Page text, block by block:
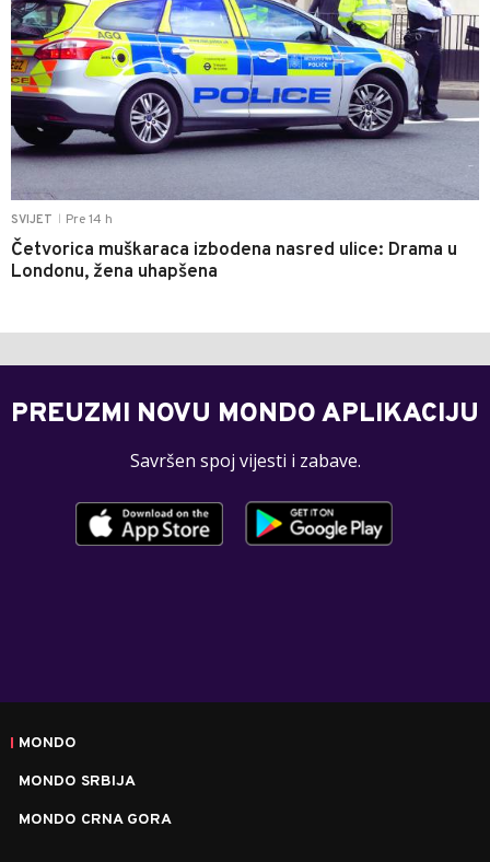
SVIJET Pre 14 h
Četvorica muškaraca izbodena nasred ulice: Drama u
Londonu, žena uhapšena
PREUZMI NOVU MONDO APLIKACIJU
Savršen spoj vijesti i zabave.
MONDO
MONDO SRBIJA
MONDO CRNA GORA